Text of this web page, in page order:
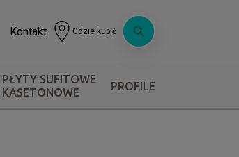
Kontakt Gdzie kupić
PŁYTY SUFITOWE
KASETONOWE
PROFILE